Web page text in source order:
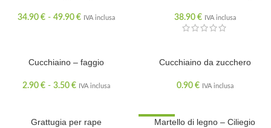
34.90 € - 49.90 € IVA inclusa 38.90 € IVA inclusa
Cucchiaino – faggio
2.90 € - 3.50 € IVA inclusa
Cucchiaino da zucchero
0.90 € IVA inclusa
Grattugia per rape SCONTATO
Martello di legno – Ciliegio